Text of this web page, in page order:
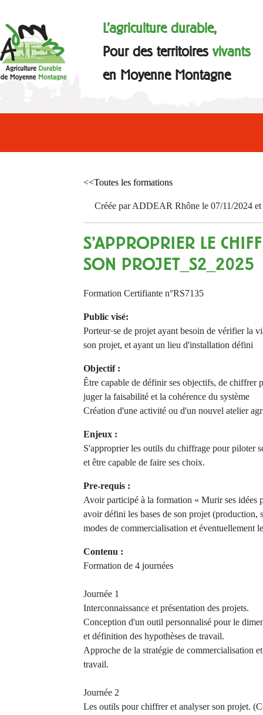
L'agriculture durable,
Pour des territoiresvivants
en Moyenne Montagne
<<Toutes les formations
Créée par ADDEAR Rhône le 07/11/2024 et
S'APPROPRIER LE
SON PROJET_S2_2025
Formation Certifiante n°RS7135
Public visé:
Porteur·se de projet ayant besoin de vérifier la
son projet, et ayant un lieu d'installation défini
Objectif :
Être capable de définir ses objectifs, de chiffrer
juger la faisabilité et la cohérence du système
Création d'une activité ou d'un nouvel atelier
Enjeux :
S'approprier les outils du chiffrage pour piloter
et être capable de faire ses choix.
Pre-requis :
Avoir participé à la formation « Murir ses idées
avoir défini les bases de son projet (production,
modes de commercialisation et éventuellement
Contenu :
Formation de 4 journées
Journée 1
Interconnaissance et présentation des projets.
Conception d'un outil personnalisé pour le
et définition des hypothèses de travail.
Approche de la stratégie de commercialisation
travail.
Journée 2
Les outils pour chiffrer et analyser son projet.